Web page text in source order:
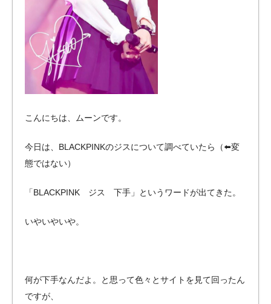
こんにちは、ムーンです。
今日は、BLACKPINKのジスについて調べていたら（⬅️変
態ではない）
「BLACKPINK ジス 下手」というワードが出てきた。
いやいやいや。
何が下手なんだよ。と思って色々とサイトを見て回ったん
ですが、